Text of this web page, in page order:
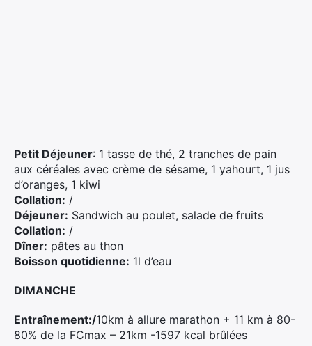
Petit Déjeuner: 1 tasse de thé, 2 tranches de pain
aux céréales avec crème de sésame, 1 yahourt, 1 jus
d’oranges, 1 kiwi
Collation: /
Déjeuner: Sandwich au poulet, salade de fruits
Collation: /
Dîner: pâtes au thon
Boisson quotidienne: 1l d’eau
DIMANCHE
Entraînement:/10km à allure marathon + 11 km à 80-
80% de la FCmax – 21km -1597 kcal brûlées